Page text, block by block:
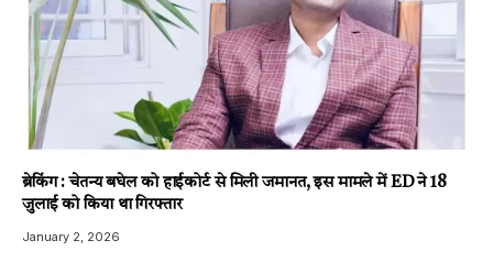
ब्रेकिंग : चेतन्य बघेल को हाईकोर्ट से मिली जमानत, इस मामले में ED ने 18
जुलाई को किया था गिरफ्तार
January 2, 2026